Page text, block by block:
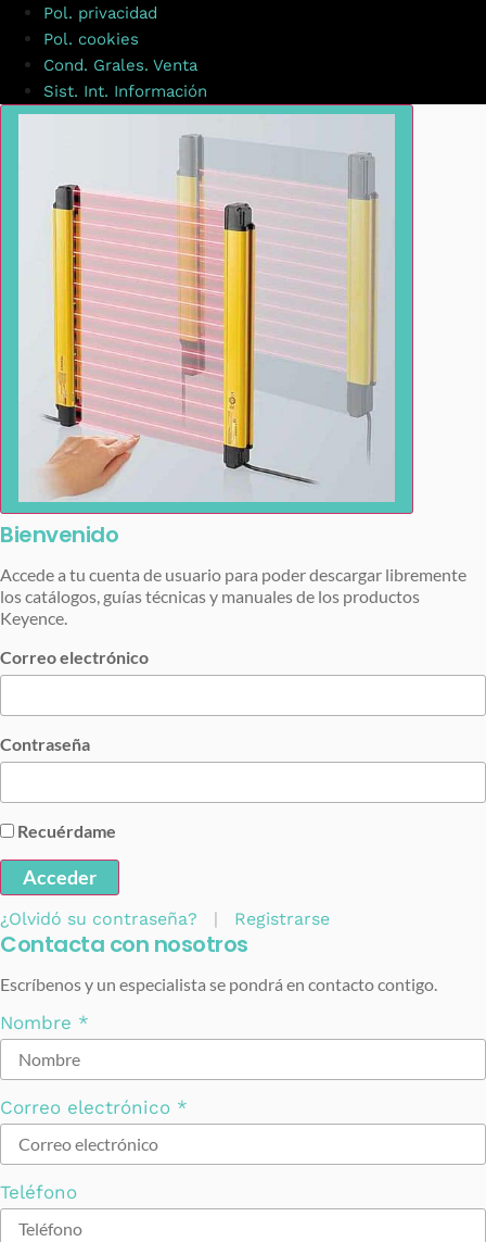
Pol. privacidad
Pol. cookies
Cond. Grales. Venta
Sist. Int. Información
Bienvenido
Accede a tu cuenta de usuario para poder descargar libremente
los catálogos, guías técnicas y manuales de los productos
Keyence.
Correo electrónico
Contraseña
Recuérdame
Acceder
¿Olvidó su contraseña? | Registrarse
Contacta con nosotros
Escríbenos y un especialista se pondrá en contacto contigo.
Nombre *
Correo electrónico *
Teléfono